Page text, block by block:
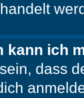
kann ich
dass